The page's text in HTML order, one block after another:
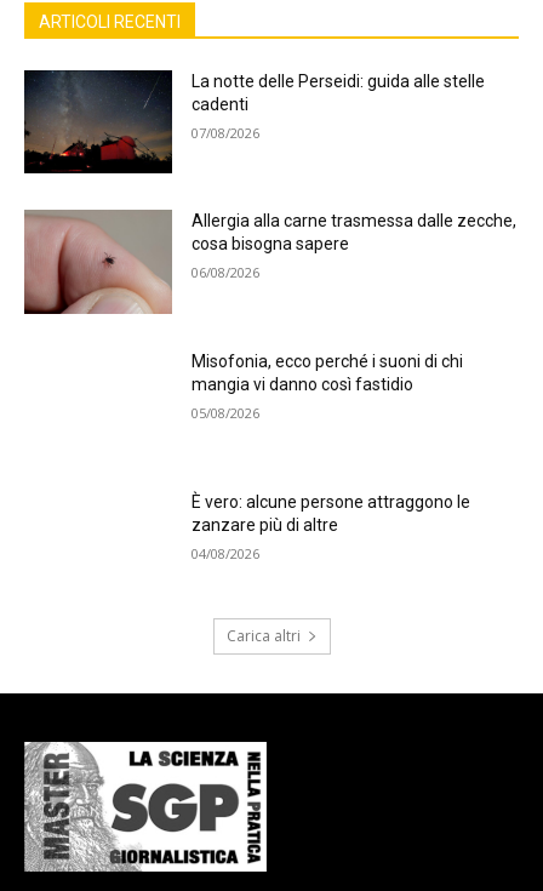
ARTICOLI RECENTI
La notte delle Perseidi: guida alle stelle
cadenti
07/08/2026
Allergia alla carne trasmessa dalle zecche,
cosa bisogna sapere
06/08/2026
Misofonia, ecco perché i suoni di chi
mangia vi danno così fastidio
05/08/2026
È vero: alcune persone attraggono le
zanzare più di altre
04/08/2026
Carica altri